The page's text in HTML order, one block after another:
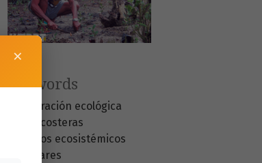
Keywords
restauración ecológica
zonas costeras
servicios ecosistémicos
manglares
×